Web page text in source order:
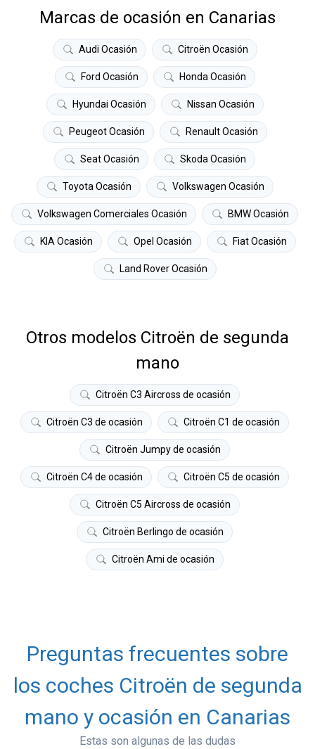
Marcas de ocasión en Canarias
Audi Ocasión Citroën Ocasión
Ford Ocasión Honda Ocasión
Hyundai Ocasión Nissan Ocasión
Peugeot Ocasión Renault Ocasión
Seat Ocasión Skoda Ocasión
Toyota Ocasión Volkswagen Ocasión
Volkswagen Comerciales Ocasión BMW Ocasión
KIA Ocasión Opel Ocasión Fiat Ocasión
Land Rover Ocasión
Otros modelos Citroën de segunda
mano
Citroën C3 Aircross de ocasión
Citroën C3 de ocasión Citroën C1 de ocasión
Citroën Jumpy de ocasión
Citroën C4 de ocasión Citroën C5 de ocasión
Citroën C5 Aircross de ocasión
Citroën Berlingo de ocasión
Citroën Ami de ocasión
Preguntas frecuentes sobre
los coches Citroën de segunda
mano y ocasión en Canarias
Estas son algunas de las dudas